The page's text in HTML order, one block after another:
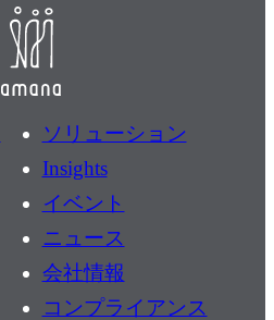
ソリューション
Insights
イベント
ニュース
会社情報
コンプライアンス